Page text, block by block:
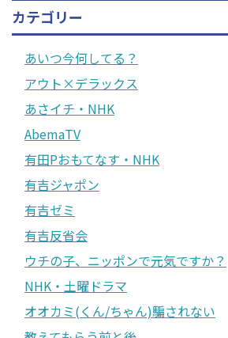
カテゴリー
あいつ今何してる？
アウト×デラックス
あさイチ・NHK
AbemaTV
有田Pおもてなす・NHK
有吉ジャポン
有吉ゼミ
有吉反省会
ウチの子、ニッポンで元気ですか？
NHK・土曜ドラマ
オオカミ(くん/ちゃん)騙されない